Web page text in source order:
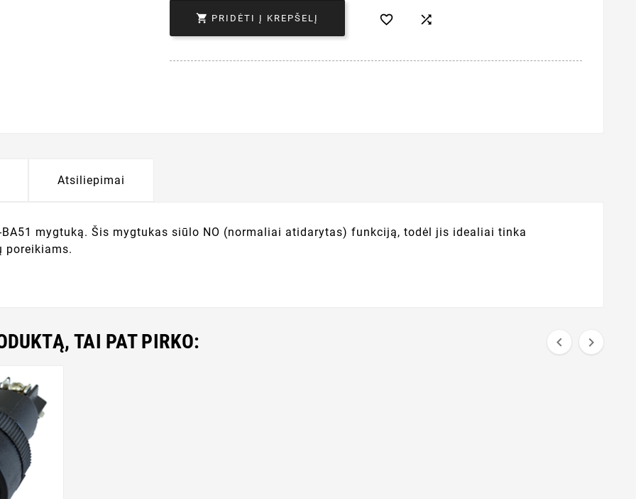
 PRIDĖTI Į KREPŠELĮ  
Atsiliepimai
mygtuką. Šis mygtukas siūlo NO (normaliai atidarytas) funkciją, todėl jis idealiai tinka
poreikiams.
TAI PAT PIRKO:  